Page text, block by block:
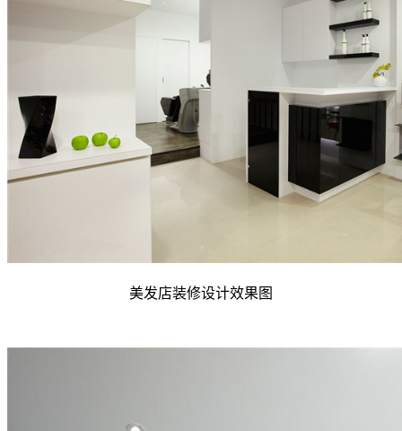
美发店装修设计效果图